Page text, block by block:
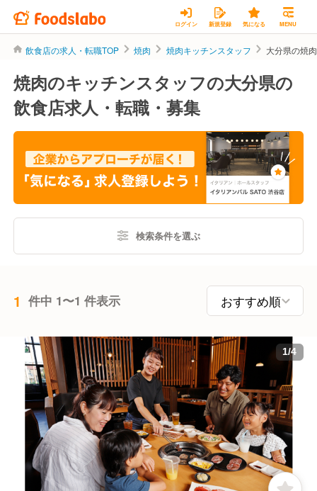
ログイン 新規登録 気になる MENU
飲食店の求人・転職TOP 焼肉 焼肉キッチンスタッフ 大分県の焼
焼肉のキッチンスタッフの大分県の
飲食店求人・転職・募集
検索条件を選ぶ
1 件中 1〜1 件表示
1/4